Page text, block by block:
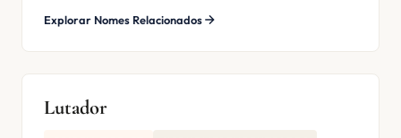
Explorar Nomes Relacionados
Lutador